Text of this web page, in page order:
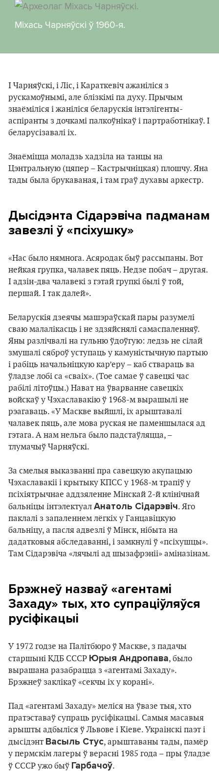
Міхась Чарняўскі ў 1960-я.
І Чарняўскі, і Ліс, і Караткевіч ажаніліся з
рускамоўнымі, але блізкімі па духу. Прычым
знаёміліся і жаніліся беларускія інтэлігенты-
аспіранты з дочкамі палкоўнікаў і партработнікаў. І
беларусізавалі іх.
Знаёміцца моладзь хадзіла на танцы на
Цэнтральную (цяпер – Кастрычніцкая) плошчу. Яна
тады была брукаваная, і там граў духавы аркестр.
Дысідэнта Сідарэвіча падманам
завезлі ў «псіхушку»
«Нас было нямнога. Асяродак быў рассыпаны. Вот
нейкая групка, чалавек пяць. Недзе побач – другая.
І адзін-два чалавекі з гэтай групкі былі ў той,
першай. І так далей».
Беларускія дзеячы машэраўскай пары разумелі
сваю малалікасць і не здзяйснялі самаспаленняў.
Яны разлічвалі на гульню ўдоўгую: ледзь не сілай
змушалі сяброў уступаць у камуністычную партыю
і рабіць начальніцкую кар’еру – каб ствараць ва
ўладзе лобі са «сваіх». (Тое самае ў савецкі час
рабілі літоўцы.) Нават на ўварванне савецкіх
войскаў у Чэхаславакію ў 1968-м вырашылі не
рэагаваць. «У Маскве выйшлі, іх арыштавалі
чалавек пяць, але мова руская не паменшылася ад
гэтага. А нам нельга было падстаўляцца, –
тлумачыў Чарняўскі.
За смелыя выказванні пра савецкую акупацыю
Чэхаславакіі і крытыку КПСС у 1968-м трапіў у
псіхіятрычнае аддзяленне Мінскай 2-й клінічнай
бальніцы інтэлектуал Анатоль Сідарэвіч. Яго
паклалі з запаленнем лёгкіх у Ганцавіцкую
бальніцу, а пасля адвезлі ў Мінск, нібыта на
дадатковыя абследаванні, і замкнулі ў «псіхушцы».
Там Сідарэвіча «лячылі ад шызафрэніі» аміназінам.
Брэжнеў назваў «агентамі
Захаду» тых, хто супраціўляўся
русіфікацыі
У 1972 годзе на Палітбюро ў Маскве, з падачы
старшыні КДБ СССР Юрыя Андропава, было
вырашана разабрацца з «агентамі Захаду».
Брэжнеў заклікаў «секчы іх у корані».
Пад «агентамі Захаду» меліся на ўвазе тыя, хто
пратэставаў супраць русіфікацыі. Самыя масавыя
арышты адбыліся ў Львове і Кіеве. Украінскі паэт і
дысідэнт Васыль Стус, арыштаваны тады, памёр
у пермскім лагеры ў верасні 1985 года – пры ўладзе
ў СССР ужо быў Гарбачоў.